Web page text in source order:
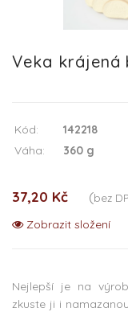
Veka krájená
Kód:
142218
Váha:
360 g
37,20 Kč (bez
Zobrazit složení
Nejlepší je na
zkuste ji i